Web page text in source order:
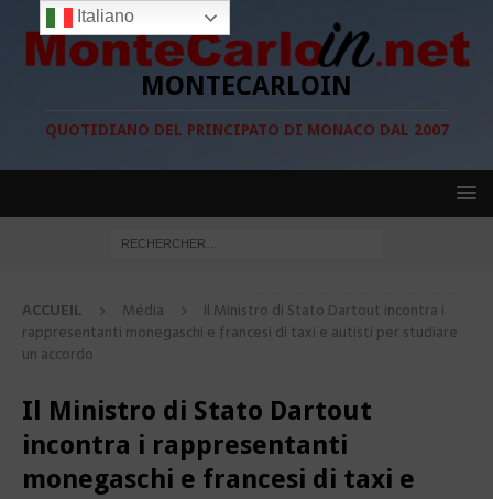
MONTECARLOIN
QUOTIDIANO DEL PRINCIPATO DI MONACO DAL 2007
ACCUEIL Média
Il Ministro di Stato Dartout incontra i
rappresentanti monegaschi e francesi di taxi e autisti per studiare
un accordo
Il Ministro di Stato Dartout
incontra i rappresentanti
monegaschi e francesi di taxi e
Italiano